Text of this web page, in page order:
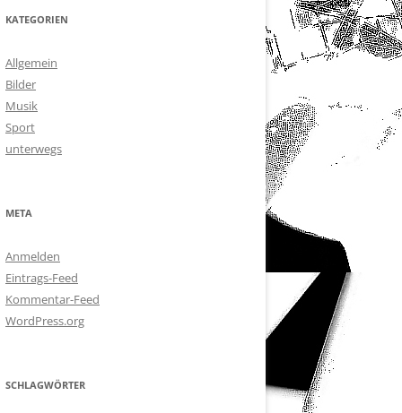
KATEGORIEN
Allgemein
Bilder
Musik
Sport
unterwegs
META
Anmelden
Eintrags-Feed
Kommentar-Feed
WordPress.org
SCHLAGWÖRTER